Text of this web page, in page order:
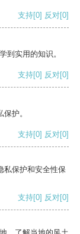
支持[0] 反对[0]
到实用的知识。
支持[0] 反对[0]
护。
支持[0] 反对[0]
私保护和安全性保
支持[0] 反对[0]